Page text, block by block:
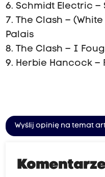
6. Schmidt Electric
7. The Clash –
Palais
8. The Clash – I
9. Herbie Hancock –
Wyślij opinię na temat